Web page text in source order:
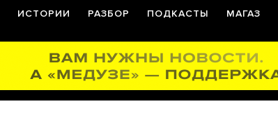
ИСТОРИИ РАЗБОР ПОДКАСТЫ МАГАЗ